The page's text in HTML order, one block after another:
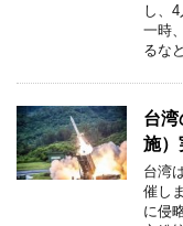
し、
一時
るな
台
施）
台湾
催し
に侵